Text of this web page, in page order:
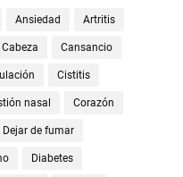
Ansiedad Artritis
Cabeza Cansancio
Cistitis
nasal Corazón
Dejar de fumar
Diabetes